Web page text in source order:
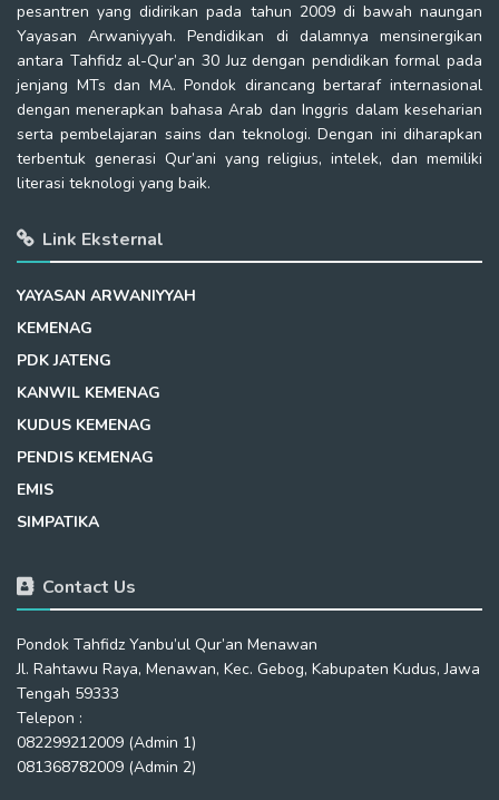
pesantren yang didirikan pada tahun 2009 di bawah naungan
Yayasan Arwaniyyah. Pendidikan di dalamnya mensinergikan
antara Tahfidz al-Qur’an 30 Juz dengan pendidikan formal pada
jenjang MTs dan MA. Pondok dirancang bertaraf internasional
dengan menerapkan bahasa Arab dan Inggris dalam keseharian
serta pembelajaran sains dan teknologi. Dengan ini diharapkan
terbentuk generasi Qur’ani yang religius, intelek, dan memiliki
literasi teknologi yang baik.
Link Eksternal
YAYASAN ARWANIYYAH
KEMENAG
PDK JATENG
KANWIL KEMENAG
KUDUS KEMENAG
PENDIS KEMENAG
EMIS
SIMPATIKA
Contact Us
Pondok Tahfidz Yanbu’ul Qur’an Menawan
Jl. Rahtawu Raya, Menawan, Kec. Gebog, Kabupaten Kudus, Jawa
Tengah 59333
Telepon :
082299212009 (Admin 1)
081368782009 (Admin 2)